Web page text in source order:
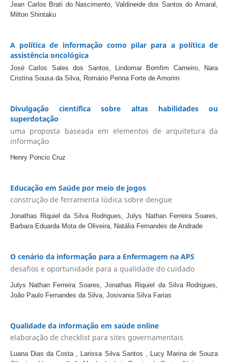
Jean Carlos Brati do Nascimento, Valdineide dos Santos do Amaral,
Milton Shintaku
A política de informação como pilar para a política de
assistência oncológica
José Carlos Sales dos Santos, Lindomar Bomfim Carneiro, Nara
Cristina Sousa da Silva, Romário Penna Forte de Amorim
Divulgação científica sobre altas habilidades ou
superdotação
uma proposta baseada em elementos de arquitetura da
informação
Henry Poncio Cruz
Educação em Saúde por meio de jogos
construção de ferramenta lúdica sobre dengue
Jonathas Riquiel da Silva Rodrigues, Julys Nathan Ferreira Soares,
Barbara Eduarda Mota de Oliveira, Natália Fernandes de Andrade
O cenário da informação para a Enfermagem na APS
desafios e oportunidade para a qualidade do cuidado
Julys Nathan Ferreira Soares, Jonathas Riquiel da Silva Rodrigues,
João Paulo Fernandes da Silva, Josivania Silva Farias
Qualidade da informação em saúde online
elaboração de checklist para sites governamentais
Luana Dias da Costa , Larissa Silva Santos , Lucy Marina de Souza